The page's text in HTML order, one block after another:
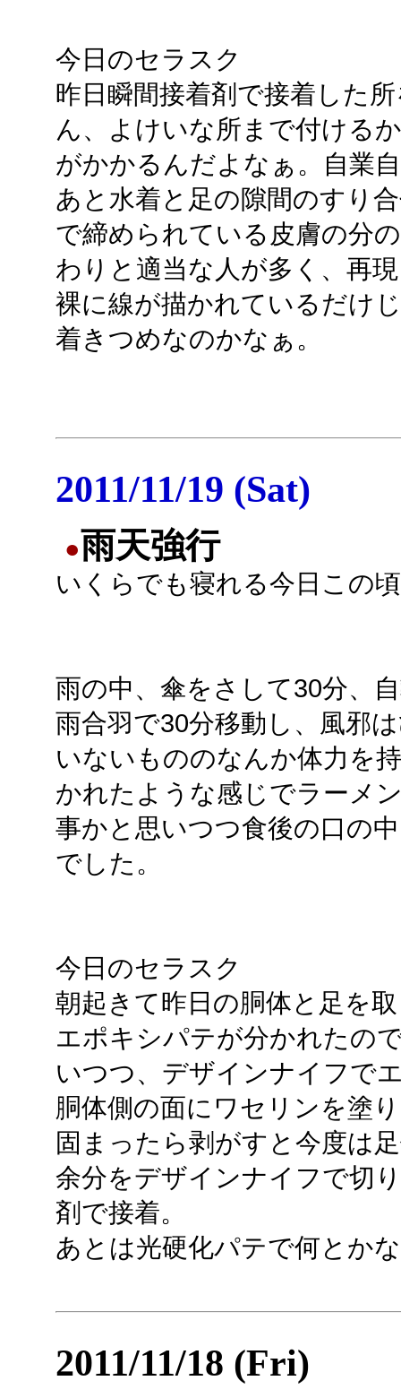
今日のセラスク
昨日瞬間接着剤で接着した
ん、よけいな所まで付ける
がかかるんだよなぁ。自業
あと水着と足の隙間のすり
で締められている皮膚の分
わりと適当な人が多く、再
裸に線が描かれているだけ
着きつめなのかなぁ。
2011/11/19 (Sat)
●雨天強行
いくらでも寝れる今日この
雨の中、傘をさして30分、
雨合羽で30分移動し、風邪
いないもののなんか体力を
かれたような感じでラーメ
事かと思いつつ食後の口の
でした。
今日のセラスク
朝起きて昨日の胴体と足を
エポキシパテが分かれたの
いつつ、デザインナイフで
胴体側の面にワセリンを塗
固まったら剥がすと今度は
余分をデザインナイフで切
剤で接着。
あとは光硬化パテで何とか
2011/11/18 (Fri)